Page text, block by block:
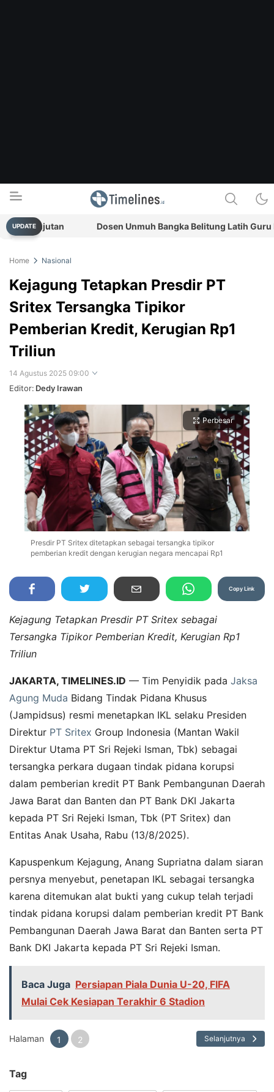
Timelines.id
Media Literasi, Sejarah & Budaya
UPDATE Dosen Unmuh Bangka Belitung Latih Guru
Home Nasional
Kejagung Tetapkan Presdir PT
Sritex Tersangka Tipikor
Pemberian Kredit, Kerugian Rp1
Triliun
14 Agustus 2025 09:00
Editor: Dedy Irawan
Perbesar
Presdir PT Sritex ditetapkan sebagai tersangka tipikor
pemberian kredit dengan kerugian negara mencapai Rp1
Copy Link
Kejagung Tetapkan Presdir PT Sritex sebagai
Tersangka Tipikor Pemberian Kredit, Kerugian Rp1
Triliun
JAKARTA, TIMELINES.ID — Tim Penyidik pada Jaksa
Agung Muda Bidang Tindak Pidana Khusus
(Jampidsus) resmi menetapkan IKL selaku Presiden
Direktur PT Sritex Group Indonesia (Mantan Wakil
Direktur Utama PT Sri Rejeki Isman, Tbk) sebagai
tersangka perkara dugaan tindak pidana korupsi
dalam pemberian kredit PT Bank Pembangunan Daerah
Jawa Barat dan Banten dan PT Bank DKI Jakarta
kepada PT Sri Rejeki Isman, Tbk (PT Sritex) dan
Entitas Anak Usaha, Rabu (13/8/2025).
Kapuspenkum Kejagung, Anang Supriatna dalam siaran
persnya menyebut, penetapan IKL sebagai tersangka
karena ditemukan alat bukti yang cukup telah terjadi
tindak pidana korupsi dalam pemberian kredit PT Bank
Pembangunan Daerah Jawa Barat dan Banten serta PT
Bank DKI Jakarta kepada PT Sri Rejeki Isman.
Baca Juga Persiapan Piala Dunia U-20, FIFA
Mulai Cek Kesiapan Terakhir 6 Stadion
Halaman 1 2 Selanjutnya
Tag